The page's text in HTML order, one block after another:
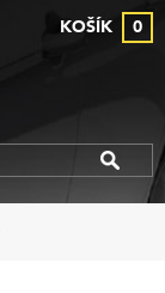
KOŠÍK 0